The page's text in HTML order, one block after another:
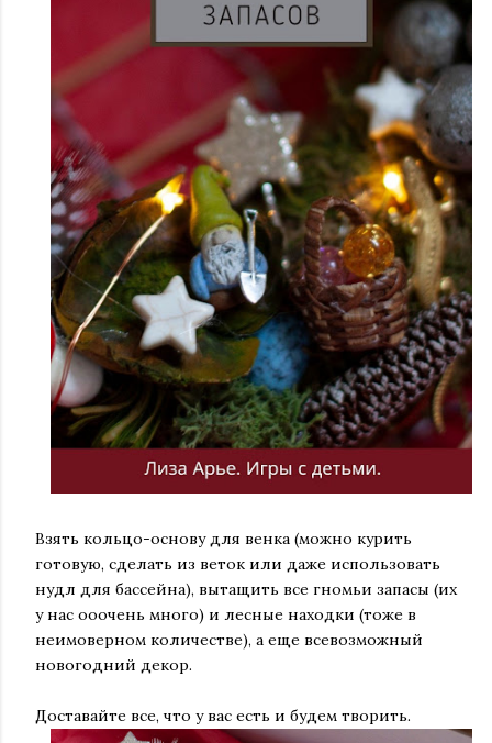
Взять кольцо-основу для венка (можно курить
готовую, сделать из веток или даже использовать
нудл для бассейна), вытащить все гномьи запасы (их
у нас ооочень много) и лесные находки (тоже в
неимоверном количестве), а еще всевозможный
новогодний декор.
Доставайте все, что у вас есть и будем творить.